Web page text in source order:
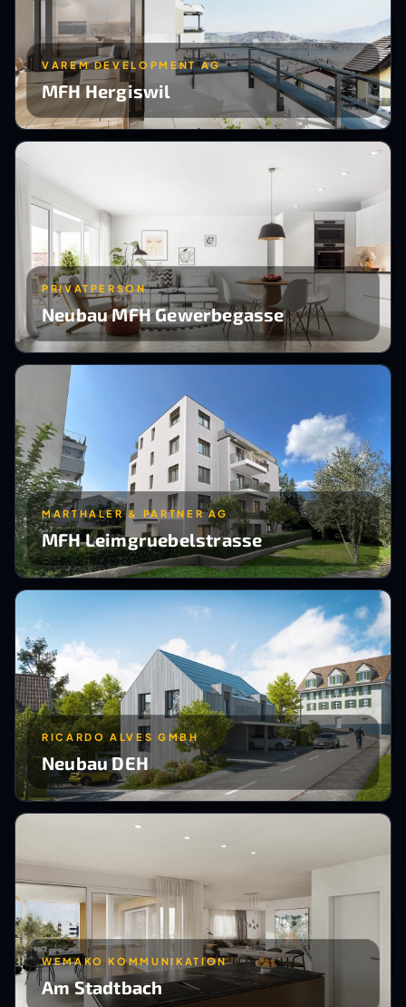
VAREM DEVELOPMENT AG
MFH Hergiswil
PRIVATPERSON
Neubau MFH Gewerbegasse
MARTHALER & PARTNER AG
MFH Leimgruebelstrasse
RICARDO ALVES GMBH
Neubau DEH
WEMAKO KOMMUNIKATION
Am Stadtbach